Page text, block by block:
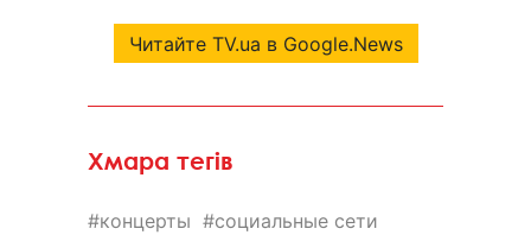
Читайте TV.ua в Google.News
Хмара тегів
концерты
социальные сети